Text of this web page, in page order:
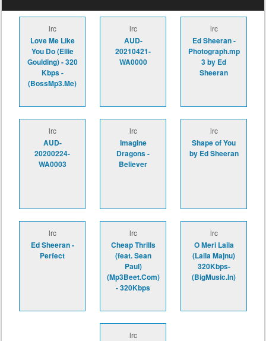
lrc
Love Me Like
You Do (Ellie
Goulding) - 320
Kbps -
(BossMp3.Me)
lrc
AUD-
20210421-
WA0000
lrc
Ed Sheeran -
Photograph.mp
3 by Ed
Sheeran
lrc
AUD-
20200224-
WA0003
lrc
Imagine
Dragons -
Believer
lrc
Shape of You
by Ed Sheeran
lrc
Ed Sheeran -
Perfect
lrc
Cheap Thrills
(feat. Sean
Paul)
(Mp3Beet.Com)
- 320Kbps
lrc
O Meri Laila
(Laila Majnu)
320Kbps-
(BigMusic.In)
lrc